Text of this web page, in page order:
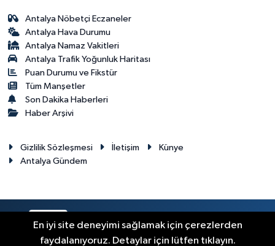
Antalya Nöbetçi Eczaneler
Antalya Hava Durumu
Antalya Namaz Vakitleri
Antalya Trafik Yoğunluk Haritası
Puan Durumu ve Fikstür
Tüm Manşetler
Son Dakika Haberleri
Haber Arşivi
Gizlilik Sözleşmesi İletişim
Künye
Antalya Gündem
En iyi site deneyimi sağlamak için çerezlerden
faydalanıyoruz. Detaylar için lütfen tıklayın.